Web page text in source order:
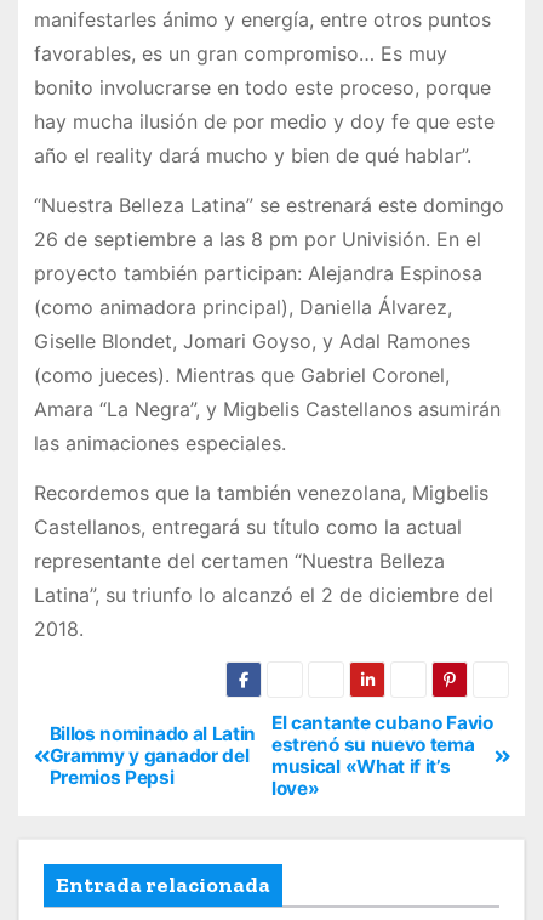
manifestarles ánimo y energía, entre otros puntos
favorables, es un gran compromiso… Es muy
bonito involucrarse en todo este proceso, porque
hay mucha ilusión de por medio y doy fe que este
año el reality dará mucho y bien de qué hablar”.
“Nuestra Belleza Latina” se estrenará este domingo
26 de septiembre a las 8 pm por Univisión. En el
proyecto también participan: Alejandra Espinosa
(como animadora principal), Daniella Álvarez,
Giselle Blondet, Jomari Goyso, y Adal Ramones
(como jueces). Mientras que Gabriel Coronel,
Amara “La Negra”, y Migbelis Castellanos asumirán
las animaciones especiales.
Recordemos que la también venezolana, Migbelis
Castellanos, entregará su título como la actual
representante del certamen “Nuestra Belleza
Latina”, su triunfo lo alcanzó el 2 de diciembre del
2018.
El cantante cubano Favio
estrenó su nuevo tema
musical «What if it’s
love»
Billos nominado al Latin
Grammy y ganador del
Premios Pepsi
Entrada relacionada